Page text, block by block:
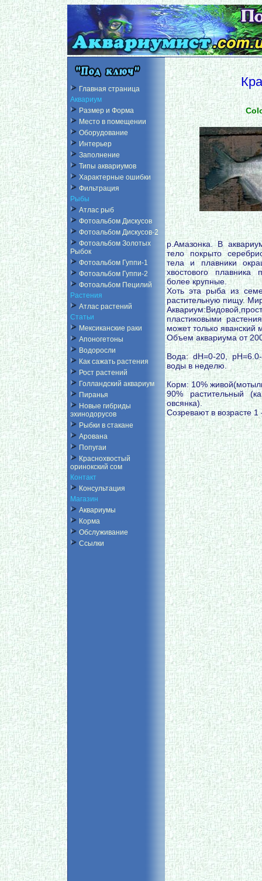
Главная страница
Аквариум
Размер и Форма
Место в помещении
Оборудование
Интерьер
Заполнение
Типы аквариумов
Характерные ошибки
Фильтрация
Рыбы
Атлас рыб
Фотоальбом Дискусов
Фотоальбом Дискусов-2
Фотоальбом Золотых
Рыбок
Фотоальбом Гуппи-1
Фотоальбом Гуппи-2
Фотоальбом Пецилий
Растения
Атлас растений
Статьи
Мексиканские раки
Апоногетоны
Водоросли
Как сажать растения
Рост растений
Голландский аквариум
Пиранья
Новые гибриды
эхинодорусов
Рыбки в стакане
Арована
Попугаи
Краснохвостый
оринокский сом
Контакт
Консультация
Магазин
Аквариумы
Корма
Обслуживание
Ссылки
р.Амазонка. В
тело покрыто
тела и плавники
хвостового
более крупные.
Хоть эта рыба из
растительную пищу.
пластиковыми
может только яванский
Объем аквариума от
Вода: dH=0-20,
воды в неделю.
Корм: 10%
90% растительный
овсянка).
Созревают в возрасте 1